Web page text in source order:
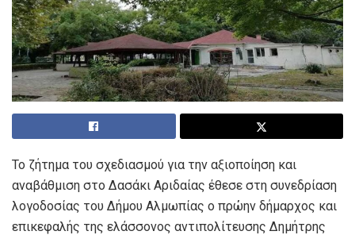
Το ζήτημα του σχεδιασμού για την αξιοποίηση και
αναβάθμιση στο Δασάκι Αριδαίας έθεσε στη συνεδρίαση
λογοδοσίας του Δήμου Αλμωπίας ο πρώην δήμαρχος και
επικεφαλής της ελάσσονος αντιπολίτευσης Δημήτρης